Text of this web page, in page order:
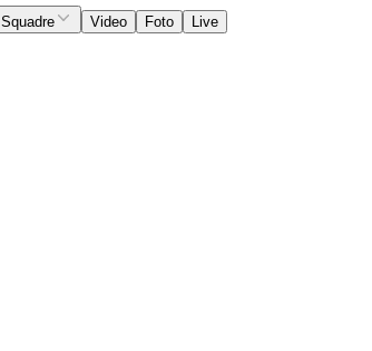
Squadre Video Foto
Live